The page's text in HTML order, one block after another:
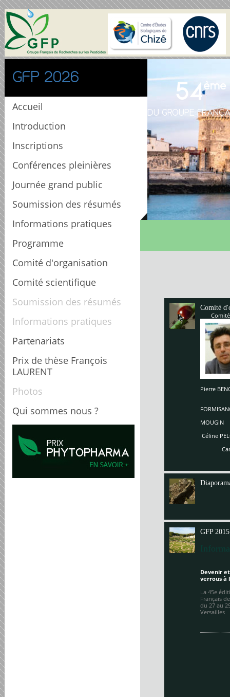
GFP 2026
Accueil
Introduction
Inscriptions
Conférences pleinières
Journée grand public
Soumission des résumés
Informations pratiques
Programme
Comité d'organisation
Comité scientifique
Soumission des résumés
Informations pratiques
Partenariats
Prix de thèse François
LAURENT
Photos
Qui sommes nous ?
54ème
DU GROUPE
Comité
Pierre
MOUGIN
Céline
Carole
GFP 2015
Devenir
verrous à
La 45e
Français
du 27 au
Versailles